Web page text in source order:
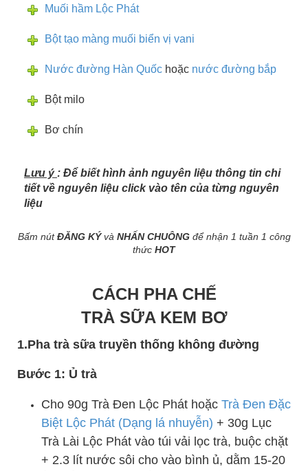
Muối hầm Lộc Phát
Bột tạo màng muối biển vị vani
Nước đường Hàn Quốc hoặc nước đường bắp
Bột milo
Bơ chín
Lưu ý : Để biết hình ảnh nguyên liệu thông tin chi
tiết về nguyên liệu click vào tên của từng nguyên
liệu
Bấm nútĐĂNG KÝvà NHẤN CHUÔNG để nhận 1 tuần 1 công
thức HOT
CÁCH PHA CHẾ
TRÀ SỮA KEM BƠ
1.Pha trà sữa truyền thống không đường
Bước 1: Ủ trà
Cho 90g Trà Đen Lộc Phát hoặc Trà Đen Đặc
Biệt Lộc Phát (Dạng lá nhuyễn) + 30g Lục
Trà Lài Lộc Phát vào túi vải lọc trà, buộc chặt
+ 2.3 lít nước sôi cho vào bình ủ, dằm 15-20